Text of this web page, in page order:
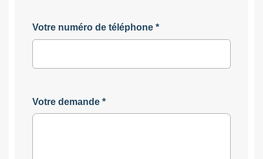
Votre numéro de téléphone *
Votre demande *